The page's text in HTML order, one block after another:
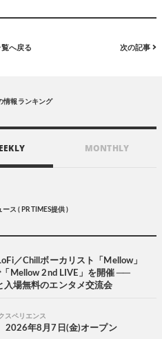
へ戻る 次の記事
情報ランキング
MONTHLY
ス ( PR TIMES提供 )
／Chillボーカリスト「Mellow」
Mellow 2nd LIVE」を開催 ──
入場無料のエンタメ交流会
スペリエンス
年8月7日(金)オープン